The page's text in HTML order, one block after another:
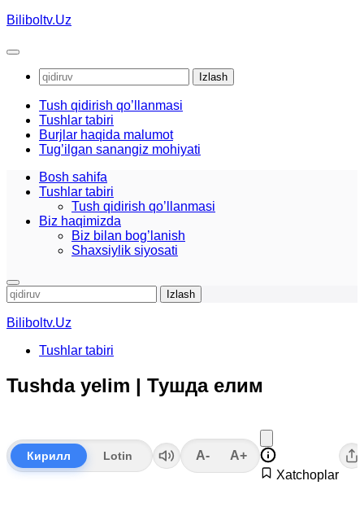
Skip
content
Biliboltv.Uz
Qidirshish:
Tush qidirish qo’llanmasi
Tushlar tabiri
Burjlar haqida malumot
Tug’ilgan sanangiz mohiyati
Bosh sahifa
Tushlar tabiri
Tush qidirish qo’llanmasi
Biz haqimizda
Biz bilan bog’lanish
Shaxsiylik siyosati
Qidirshish:
Biliboltv.Uz
Tushlar tabiri
Tushda yelim | Тушда елим
Кирилл Lotin A-
A+
Xatchoplar